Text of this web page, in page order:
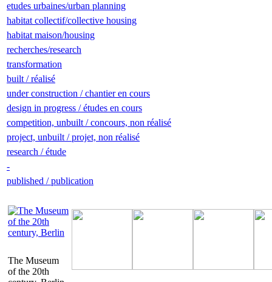
etudes urbaines/urban planning
habitat collectif/collective housing
habitat maison/housing
recherches/research
transformation
built / réalisé
under construction / chantier en cours
design in progress / études en cours
competition, unbuilt / concours, non réalisé
project, unbuilt / projet, non réalisé
research / étude
-
published / publication
The Museum
of the 20th